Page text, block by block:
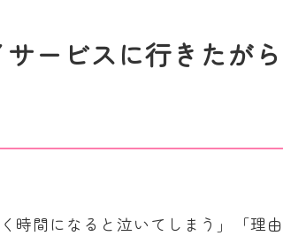
ービスに行きたが
時間になると泣いてしまう」「理